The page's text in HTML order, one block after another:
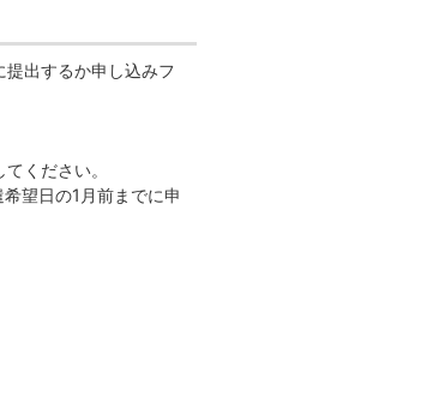
出するか申し込みフ
ください。
望日の1月前までに申